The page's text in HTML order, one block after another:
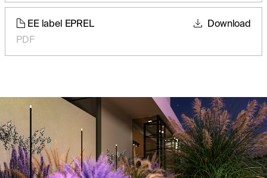
EE label EPREL
PDF
Download